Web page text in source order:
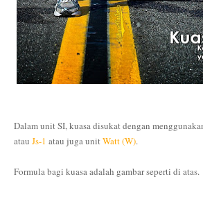
Dalam unit SI, kuasa disukat dengan
atau Js-1 atau juga unitWatt (W).
Formula bagi kuasa adalah gambar seperti di atas.